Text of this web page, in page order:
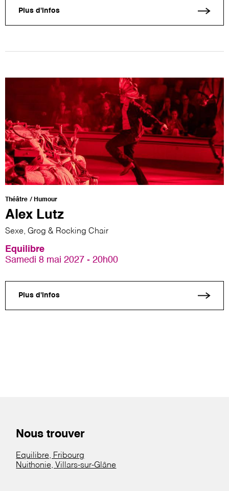
Plus d'infos
Théâtre Humour
Alex Lutz
Sexe, Grog & Rocking Chair
Equilibre
Samedi 8 mai 2027 - 20h00
Plus d'infos
Nous trouver
Equilibre, Fribourg
Nuithonie, Villars-sur-Glâne